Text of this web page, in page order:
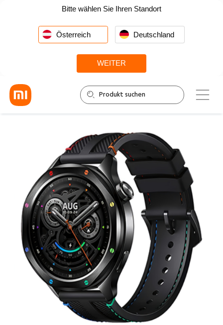
Bitte wählen Sie Ihren Standort
Österreich Deutschland
WEITER